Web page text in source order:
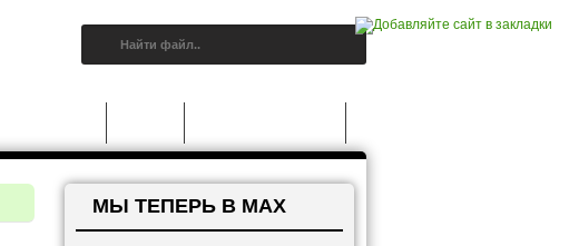
МЫ ТЕПЕРЬ В MAX